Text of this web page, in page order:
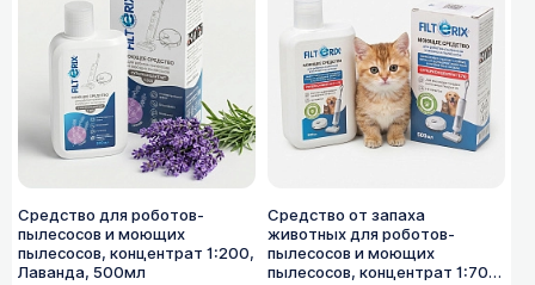
Средство для роботов-
пылесосов и моющих
пылесосов, концентрат 1:200,
Лаванда, 500мл
Средство от запаха
животных для роботов-
пылесосов и моющих
пылесосов, концентрат 1:70,